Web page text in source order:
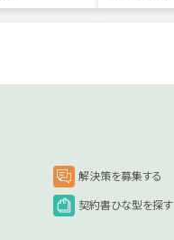
解決策を募集する
契約書ひな型を探す